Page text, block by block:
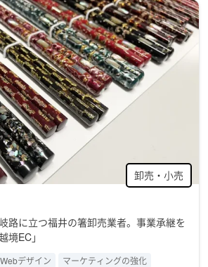
卸売・小売
路に立つ福井の箸卸売業者。事業承継を
境EC」
デザイン
マーケティングの強化